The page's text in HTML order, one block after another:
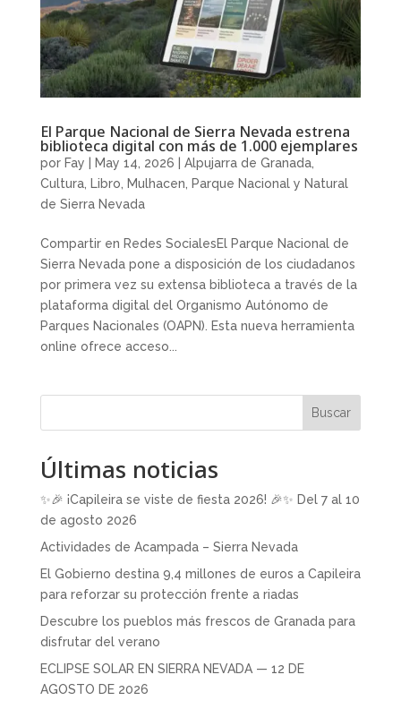
El Parque Nacional de Sierra Nevada estrena
biblioteca digital con más de 1.000 ejemplares
por Fay May 14, 2026 Alpujarra de Granada,
Cultura, Libro Mulhacen
Parque Nacional y Natural
de Sierra Nevada
Compartir en Redes SocialesEl Parque Nacional de
Sierra Nevada pone a disposición de los ciudadanos
por primera vez su extensa biblioteca a través de la
plataforma digital del Organismo Autónomo de
Parques Nacionales (OAPN). Esta nueva herramienta
online ofrece acceso...
Buscar
Últimas noticias
✨🎉 ¡Capileira se viste de fiesta 2026! 🎉✨ Del 7 al 10
de agosto 2026
Actividades de Acampada – Sierra Nevada
El Gobierno destina 9,4 millones de euros a Capileira
para reforzar su protección frente a riadas
Descubre los pueblos más frescos de Granada para
disfrutar del verano
ECLIPSE SOLAR EN SIERRA NEVADA — 12 DE
AGOSTO DE 2026